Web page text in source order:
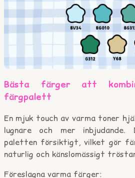
Bästa färger att
färgpalett
En mjuk touch av varma toner
lugnare och mer inbjudande.
paletten försiktigt, vilket gör
naturlig och känslomässigt
Föreslagna varma färger: